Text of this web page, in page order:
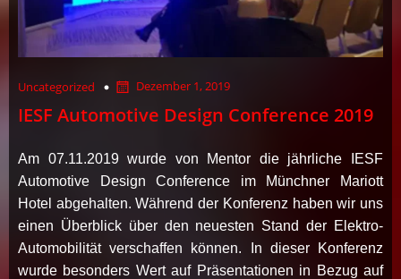
Uncategorized Dezember 1, 2019
IESF Automotive Design Conference 2019
Am 07.11.2019 wurde von Mentor die jährliche IESF
Automotive Design Conference im Münchner Mariott
Hotel abgehalten. Während der Konferenz haben wir uns
einen Überblick über den neuesten Stand der Elektro-
Automobilität verschaffen können. In dieser Konferenz
wurde besonders Wert auf Präsentationen in Bezug auf